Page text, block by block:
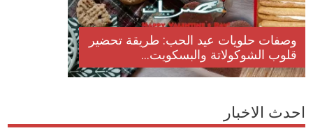
وصفات حلويات عيد
قلوب الشوكولاتة
عيد راس السنة الميلادية
الكريسما...
احدث الاخبار